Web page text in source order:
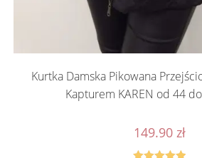
Kurtka Damska Pikowana
Kapturem KAREN od 44
149.90 zł